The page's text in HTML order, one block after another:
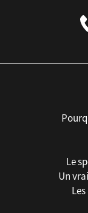
Le
Un